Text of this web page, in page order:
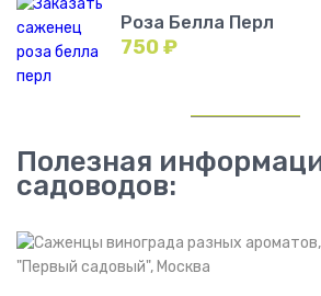
Роза Белла Перл
750₽
Полезная
садоводов: